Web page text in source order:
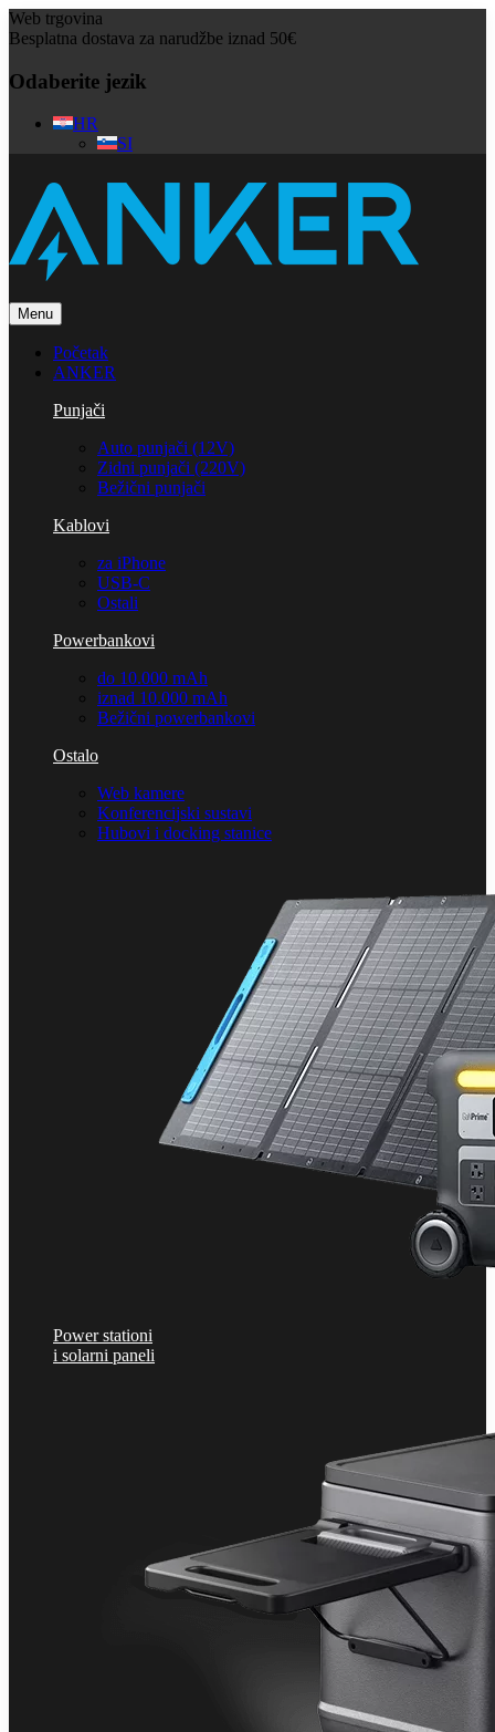
Web trgovina
Besplatna dostava za narudžbe iznad 50€
Odaberite jezik
HR
SI
Menu
Početak
ANKER
Punjači
Auto punjači (12V)
Zidni punjači (220V)
Bežični punjači
Kablovi
za iPhone
USB-C
Ostali
Powerbankovi
do 10.000 mAh
iznad 10.000 mAh
Bežični powerbankovi
Ostalo
Web kamere
Konferencijski sustavi
Hubovi i docking stanice
Power stationi
i solarni paneli